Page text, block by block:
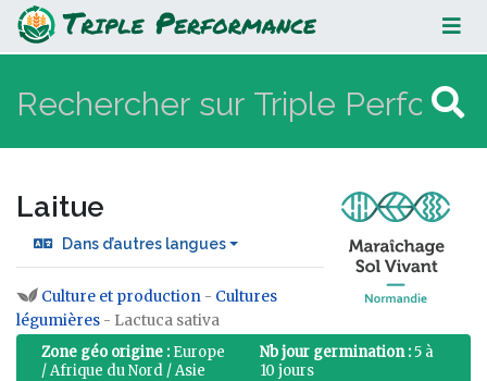
Laitue
Laitue
Dans d’autres langues
Aller à :navigation,rechercher
Culture et production - Cultures
légumières - Lactuca sativa
Zone géo origine : Europe
/ Afrique du Nord / Asie
Nb jour germination :5 à
10 jours